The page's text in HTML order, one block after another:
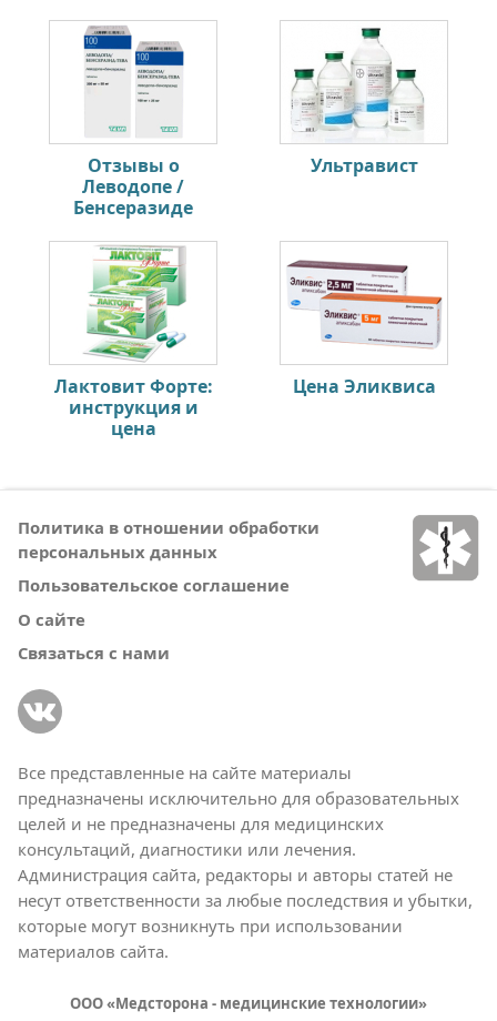
Отзывы о
Леводопе /
Бенсеразиде
Ультравист
Лактовит Форте:
инструкция и
цена
Цена Эликвиса
Политика в отношении обработки
персональных данных
Пользовательское соглашение
О сайте
Связаться с нами
Все представленные на сайте материалы
предназначены исключительно для образовательных
целей и не предназначены для медицинских
консультаций, диагностики или лечения.
Администрация сайта, редакторы и авторы статей не
несут ответственности за любые последствия и убытки,
которые могут возникнуть при использовании
материалов сайта.
ООО «Медсторона - медицинские технологии»